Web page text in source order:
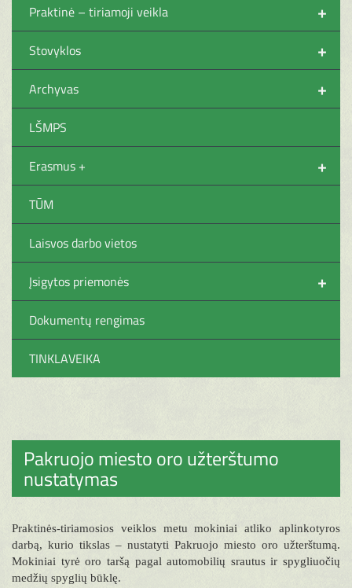
+
Praktinė – tiriamoji veikla
+
Stovyklos
+
Archyvas
LŠMPS
+
Erasmus +
TŪM
Laisvos darbo vietos
+
Įsigytos priemonės
Dokumentų rengimas
TINKLAVEIKA
Pakruojo miesto oro užterštumo
nustatymas
Praktinės-tiriamosios veiklos metu mokiniai atliko aplinkotyros
darbą, kurio tikslas – nustatyti Pakruojo miesto oro užterštumą.
Mokiniai tyrė oro taršą pagal automobilių srautus ir spygliuočių
medžių spyglių būklę.